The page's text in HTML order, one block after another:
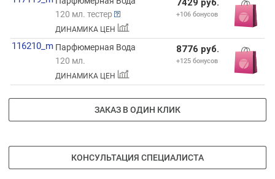
120 мл. тестер
ДИНАМИКА ЦЕН
7429 руб.
+106 бонусов
116210_m Парфюмерная Вода
120 мл.
ДИНАМИКА ЦЕН
8776 руб.
+125 бонусов
ЗАКАЗ В ОДИН КЛИК
КОНСУЛЬТАЦИЯ СПЕЦИАЛИСТА